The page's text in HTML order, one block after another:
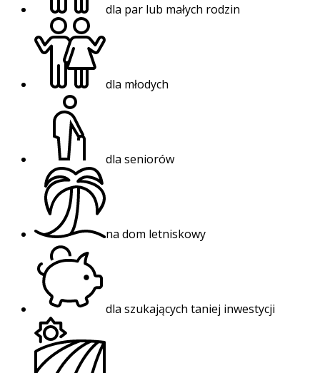
dla par lub małych rodzin
dla młodych
dla seniorów
na dom letniskowy
dla szukających taniej inwestycji